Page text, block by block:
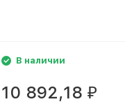
В наличии
10 892,18 ₽